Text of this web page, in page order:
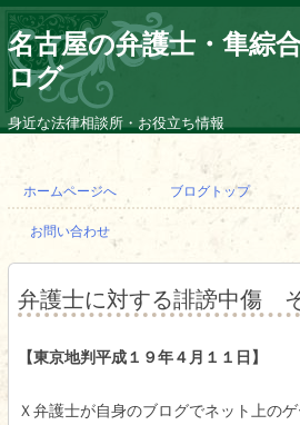
名古屋の弁護士・隼綜
ログ
身近な法律相談所・お役立ち情報
ン
テ
ン
ス
ッ
プ
ホームページへ ブログトップ
お問い合わせ
弁護士に対する誹謗中傷
【東京地判平成１９年４月１１日】
Ｘ弁護士が自身のブログでネット上のゲ